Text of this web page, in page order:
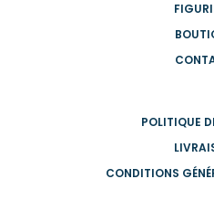
POLITIQUE
CONDITIONS